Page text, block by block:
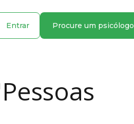
Entrar Procure um psicólogo